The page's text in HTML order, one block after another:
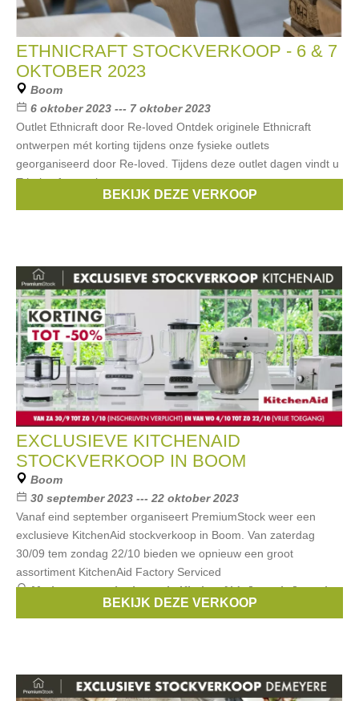
ETHNICRAFT STOCKVERKOOP - 6 & 7
OKTOBER 2023
Boom
6 oktober 2023 --- 7 oktober 2023
Outlet Ethnicraft door Re-loved Ontdek originele Ethnicraft
ontwerpen mét korting tijdens onze fysieke outlets
georganiseerd door Re-loved. Tijdens deze outlet dagen vindt u
Ethnicraft samples,
Ethnicraft
BEKIJK DEZE VERKOOP
EXCLUSIEVE KITCHENAID
STOCKVERKOOP IN BOOM
Boom
30 september 2023 --- 22 oktober 2023
Vanaf eind september organiseert PremiumStock weer een
exclusieve KitchenAid stockverkoop in Boom. Van zaterdag
30/09 tem zondag 22/10 bieden we opnieuw een groot
assortiment KitchenAid Factory Serviced
Merken:serax,barbecook,KitchenAid,Joseph Joseph,
BEKIJK DEZE VERKOOP